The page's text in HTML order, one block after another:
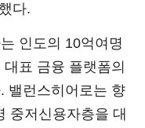
다.
인도의 10억여명
표 금융 플랫폼의
밸런스히어로는 향
중저신용자층을 대